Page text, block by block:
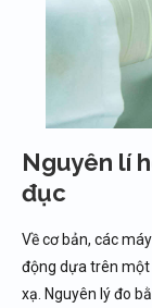
Nguyên lí
đục
Về cơ bản, các
động dựa trên một
xạ. Nguyên lý đo